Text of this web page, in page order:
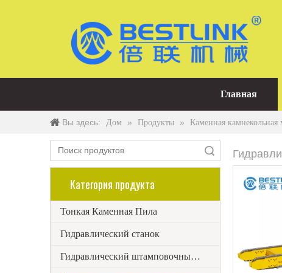
Главная
Вы здесь: Дом » Продукты » Каменная
Категория продукта
Тонкая Каменная Пила
Гидравлический станок
Гидравлический штамповочный станок